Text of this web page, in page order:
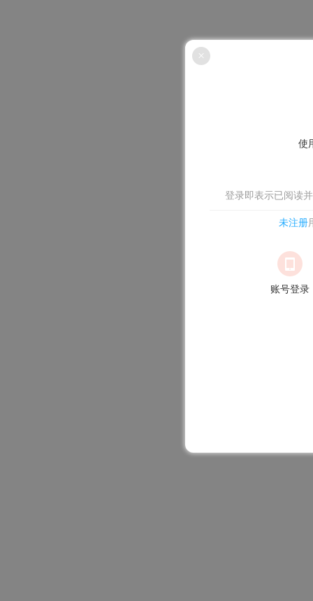
×
使
登录即表示已阅读
未注册
账号登录